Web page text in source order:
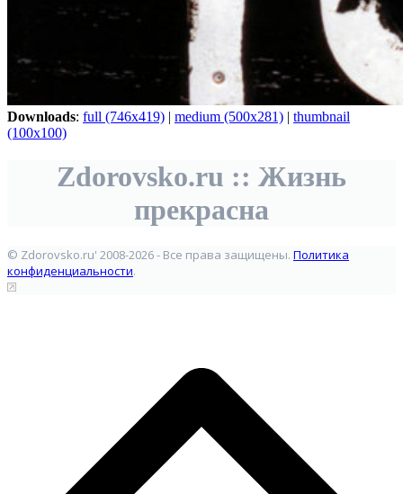
Downloads: full (746x419) | medium (500x281) | thumbnail
(100x100)
Zdorovsko.ru :: Жизнь
прекрасна
© Zdorovsko.ru' 2008-2026 - Все права защищены. Политика
конфиденциальности.